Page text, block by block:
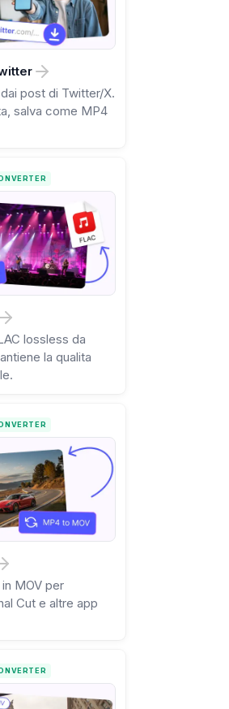
post di Twitter/X.
salva come MP4
lossless da
la qualita
MOV per
Cut e altre app